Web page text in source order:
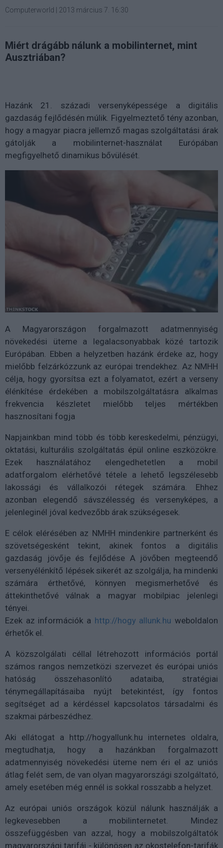
Computerworld 2013 március 7. 16:30
Miért drágább nálunk a mobilinternet, mint
Ausztriában?
Hazánk 21. századi versenyképessége a digitális
gazdaság fejlődésén múlik. Figyelmeztető tény azonban,
hogy a magyar piacra jellemző magas szolgáltatási árak
gátolják a mobilinternet-használat Európában
megfigyelhető dinamikus bővülését.
A Magyarországon forgalmazott adatmennyiség
növekedési üteme a legalacsonyabbak közé tartozik
Európában. Ebben a helyzetben hazánk érdeke az, hogy
mielőbb felzárkózzunk az európai trendekhez. Az NMHH
célja, hogy gyorsítsa ezt a folyamatot, ezért a verseny
élénkítése érdekében a mobilszolgáltatásra alkalmas
frekvencia készletet mielőbb teljes mértékben
hasznosítani fogja
Napjainkban mind több és több kereskedelmi, pénzügyi,
oktatási, kulturális szolgáltatás épül online eszközökre.
Ezek használatához elengedhetetlen a mobil
adatforgalom elérhetővé tétele a lehető legszélesebb
lakossági és vállalkozói rétegek számára. Ehhez
azonban elegendő sávszélesség és versenyképes, a
jelenleginél jóval kedvezőbb árak szükségesek.
E célok elérésében az NMHH mindenkire partnerként és
szövetségesként tekint, akinek fontos a digitális
gazdaság jövője és fejlődése A jövőben megteendő
versenyélénkítő lépések sikerét az szolgálja, ha mindenki
számára érthetővé, könnyen megismerhetővé és
áttekinthetővé válnak a magyar mobilpiac jelenlegi
tényei.
Ezek az információk a http://hogy allunk.hu weboldalon
érhetők el.
A közszolgálati céllal létrehozott információs portál
számos rangos nemzetközi szervezet és európai uniós
hatóság összehasonlító adataiba, stratégiai
ténymegállapításaiba nyújt betekintést, így fontos
segítséget ad a kérdéssel kapcsolatos társadalmi és
szakmai párbeszédhez.
Aki ellátogat a http://hogyallunk.hu internetes oldalra,
megtudhatja, hogy a hazánkban forgalmazott
adatmennyiség növekedési üteme nem éri el az uniós
átlag felét sem, de van olyan magyarországi szolgáltató,
amely esetében még ennél is sokkal rosszabb a helyzet.
Az európai uniós országok közül nálunk használják a
legkevesebben a mobilinternetet. Mindez
összefüggésben van azzal, hogy a mobilszolgáltatók
magyarországi tarifái - különösen az okostelefon-tarifák